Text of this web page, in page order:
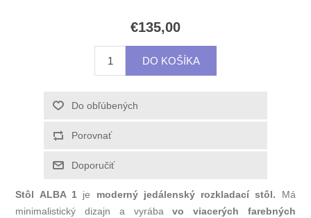
€135,00
Stôl ALBA 1 je moderný jedálenský rozkladací stôl. Má
minimalistický dizajn a vyrábavo viacerých farebných